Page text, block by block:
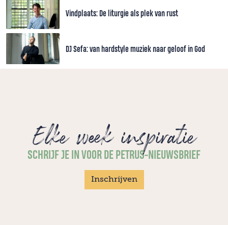
Vindplaats: De liturgie als plek van rust
DJ Sefa: van hardstyle muziek naar geloof in God
Elke week inspiratie
SCHRIJF JE IN VOOR DE PETRUS-NIEUWSBRIEF
Inschrijven